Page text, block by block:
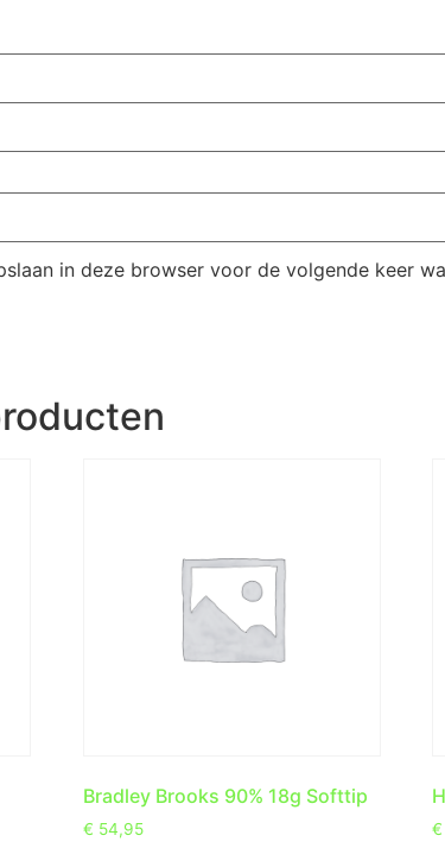
in deze browser voor de volgende keer
Bradley Brooks 90% 18g Softtip
€ 54,95 €